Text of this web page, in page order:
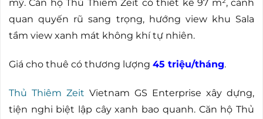
mỹ. Căn hộ Thủ Thiêm Zeit có thiết kế 97 m², cảnh
quan quyến rũ sang trọng, hướng view khu Sala
tầm view xanh mát không khí tự nhiên.
Giá cho thuê có thương lượng 45 triệu/tháng.
Thủ Thiêm Zeit Vietnam GS Enterprise xây dựng,
tiện nghi biệt lập cây xanh bao quanh. Căn hộ Thủ